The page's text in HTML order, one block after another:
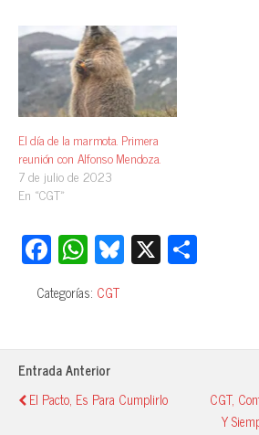
El día de la marmota. Primera
reunión con Alfonso Mendoza.
7 de julio de 2023
En «CGT»
Fa
ce
bo
ok
W
ha
ts
A
pp
Bl
ue
y
X
pa
Categorías: CGT
Entrada Anterior
El Pacto, Es Para Cumplirlo
CGT,
Y